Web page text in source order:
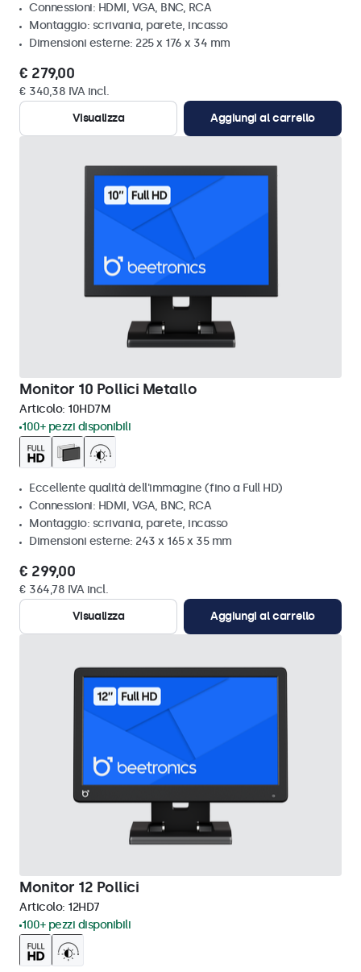
Connessioni: HDMI, VGA, BNC, RCA
Montaggio: scrivania, parete, incasso
Dimensioni esterne: 225 x 176 x 34 mm
€ 279,00
€ 340,38 IVA incl.
Visualizza
Aggiungi al carrello
Monitor 10 Pollici Metallo
Articolo: 10HD7M
100+ pezzi disponibili
Eccellente qualità dell'immagine (fino a Full HD)
Connessioni: HDMI, VGA, BNC, RCA
Montaggio: scrivania, parete, incasso
Dimensioni esterne: 243 x 165 x 35 mm
€ 299,00
€ 364,78 IVA incl.
Visualizza
Aggiungi al carrello
Monitor 12 Pollici
Articolo: 12HD7
100+ pezzi disponibili